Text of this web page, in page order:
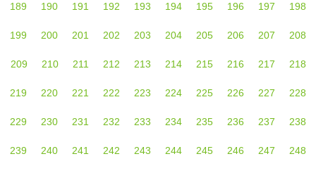
189 190 191 192 193 194 195 196 197 198
199 200 201 202 203 204 205 206 207 208
209 210 211 212 213 214 215 216 217 218
219 220 221 222 223 224 225 226 227 228
229 230 231 232 233 234 235 236 237 238
239 240 241 242 243 244 245 246 247 248